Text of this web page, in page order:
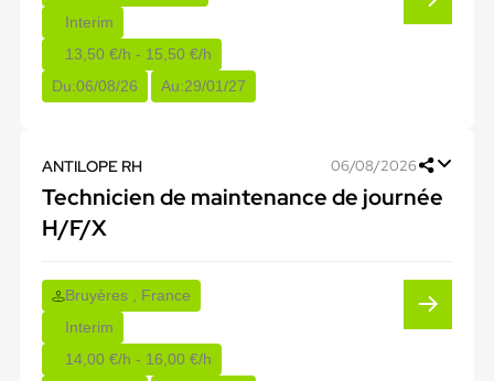
Interim
13,50 €/h - 15,50 €/h
Du:06/08/26 Au:29/01/27
ANTILOPE RH 06/08/2026
Technicien de maintenance de journée
H/F/X
Bruyères , France
Interim
14,00 €/h - 16,00 €/h